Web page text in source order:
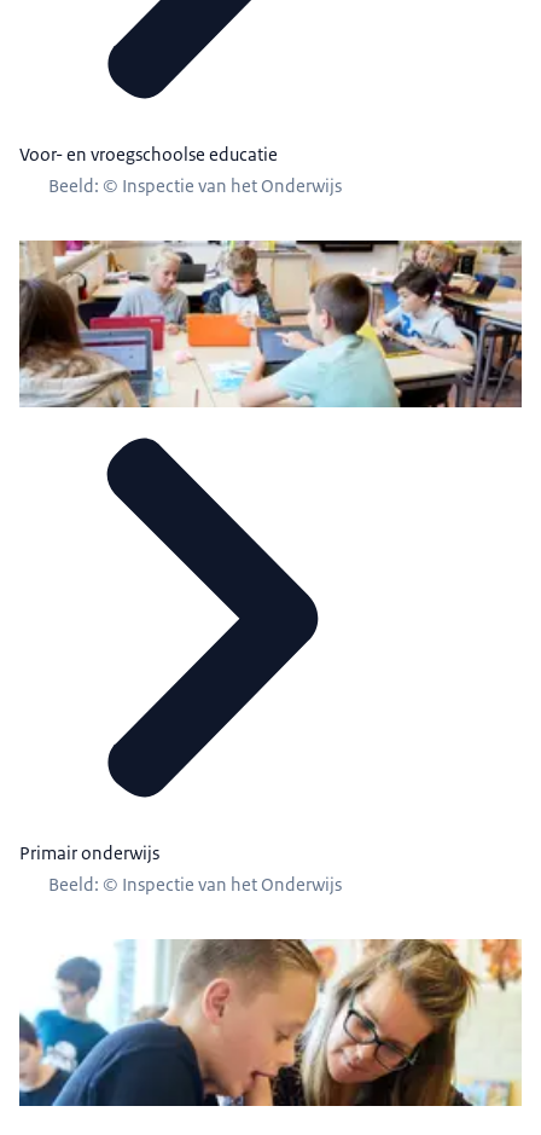
Voor- en vroegschoolse educatie
Beeld: © Inspectie van het Onderwijs
Primair onderwijs
Beeld: © Inspectie van het Onderwijs